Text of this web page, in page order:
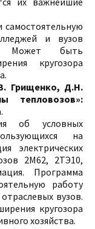
самостоятельную
и вузов
Может быть
кругозора
Грищенко, Д.Н.
тепловозов»:
об условных
на
электрических
2М62, 2ТЭ10,
Программа
работу
вузов.
кругозора
хозяйства.